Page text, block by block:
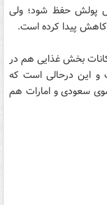
پولش حفظ شود؛ ولی
کاهش پیدا کرده است.
بخش غذایی هم در
این درحالی است که
سعودی و امارات هم